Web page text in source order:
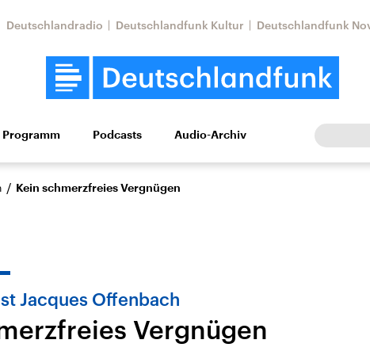
Deutschlandradio Deutschlandfunk Kultur Deutschlandfunk
Wirtschaft Wissen Kultur Europa
Nahostkonflikt
Aktuelle Lage und
Iran
Programm Podcasts Audio-Archiv
/ Kein schmerzfreies Vergnügen
Jacques Offenbach
Vergnügen